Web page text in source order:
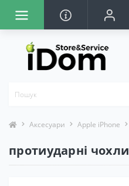
Аксесуари Apple iPhone
протиударні чохли